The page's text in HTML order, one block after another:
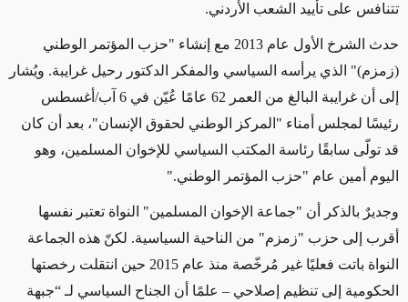
تتنافس على تأييد الشعب الأردني.
حدث الشرخ الأول عام 2013 مع إنشاء "حزب المؤتمر الوطني
(زمزم)" الذي يرأسه السياسي والمفكر الدكتور رحيل غرايبة. ويُشار
إلى أن غرايبة البالغ من العمر 62 عامًا عُيّن في 6 آب/أغسطس
رئيسًا لمجلس أمناء "المركز الوطني لحقوق الإنسان"، بعد أن كان
قد تولّى سابقًا رئاسة المكتب السياسي للإخوان المسلمين، وهو
اليوم أمين عام "حزب المؤتمر الوطني."
وجديرٌ بالذكر أن "جماعة الإخوان المسلمين" النواة تعتبر نفسها
أقرب إلى حزب "زمزم" من الناحية السياسية. لكنّ هذه الجماعة
النواة باتت فعليًا غير مُرخّصة منذ عام 2015 حين انتقلت رخصتها
الحكومية إلى تنظيم إصلاحي – علمًا أن الجناح السياسي لـ “جبهة